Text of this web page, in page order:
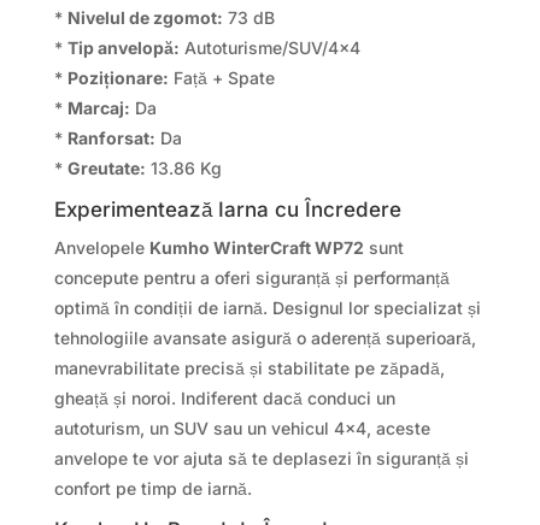
* Nivelul de zgomot: 73 dB
* Tip anvelopă: Autoturisme/SUV/4×4
* Poziționare: Față + Spate
* Marcaj: Da
* Ranforsat: Da
* Greutate: 13.86 Kg
Experimentează Iarna cu Încredere
Anvelopele Kumho WinterCraft WP72 sunt
concepute pentru a oferi siguranță și performanță
optimă în condiții de iarnă. Designul lor specializat și
tehnologiile avansate asigură o aderență superioară,
manevrabilitate precisă și stabilitate pe zăpadă,
gheață și noroi. Indiferent dacă conduci un
autoturism, un SUV sau un vehicul 4×4, aceste
anvelope te vor ajuta să te deplasezi în siguranță și
confort pe timp de iarnă.